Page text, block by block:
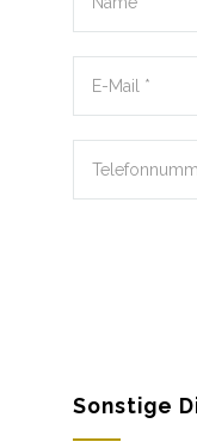
Sonstige